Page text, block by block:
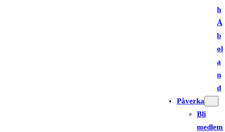
h
Å
b
ol
a
n
d
Påverka
Bli
medlem